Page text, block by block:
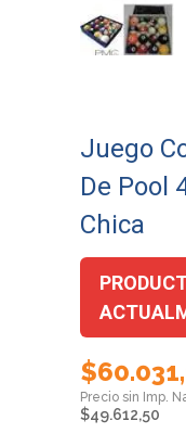
Juego
De Pool
Chica
$
$49.612,50